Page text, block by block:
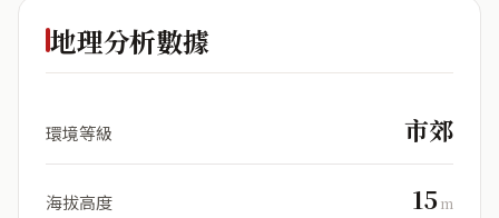
地理分析數據
環境等級 市郊
海拔高度 15 m